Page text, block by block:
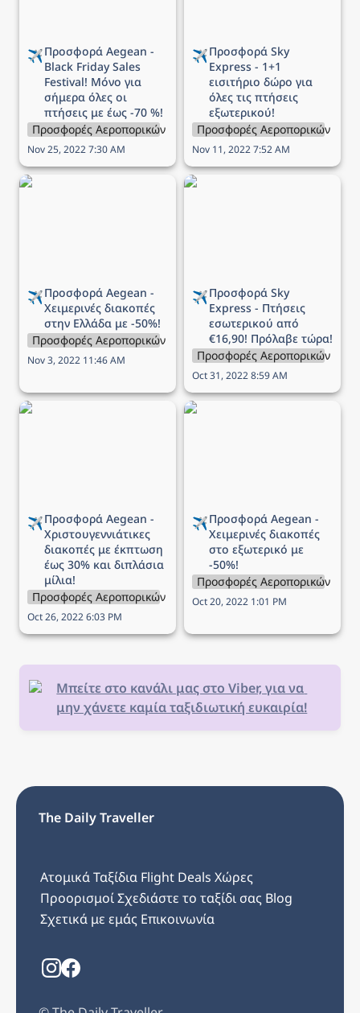
✈️
Black Friday Sales
Festival! Μόνο για
σήμερα όλες οι
πτήσεις με έως -70 %!
Προσφορές Αεροπορικών Εταιρειών
Nov 25, 2022 7:30 AM
✈️Προσφορά Sky
Express - 1+1
εισιτήριο δώρο για
όλες τις πτήσεις
εξωτερικού!
Προσφορές Αεροπορικών
Nov 11, 2022 7:52 AM
Προσφορά Aegean -
✈️
Χειμερινές διακοπές
στην Ελλάδα με -50%!
Προσφορές Αεροπορικών Εταιρειών
Nov 3, 2022 11:46 AM
Προσφορά Sky Express -
✈️Προσφορά Sky
Express - Πτήσεις
εσωτερικού από
€16,90! Πρόλαβε τώρα!
Προσφορές Αεροπορικών
Oct 31, 2022 8:59 AM
Προσφορά Aegean -
✈️
Χριστουγεννιάτικες
διακοπές με έκπτωση
έως 30% και διπλάσια
μίλια!
Προσφορές Αεροπορικών Εταιρειών
Oct 26, 2022 6:03 PM
Προσφορά Aegean -
✈️
Χειμερινές διακοπές
στο εξωτερικό με
-50%!
Προσφορές Αεροπορικών
Oct 20, 2022 1:01 PM
Μπείτε στο κανάλι μας στο Viber, για να
μην χάνετε καμία ταξιδιωτική ευκαιρία!
The Daily Traveller
Ατομικά Ταξίδια Flight Deals Χώρες
ΠροορισμοίΣχεδιάστε το ταξίδι σας Blog
Σχετικά με εμάς Επικοινωνία